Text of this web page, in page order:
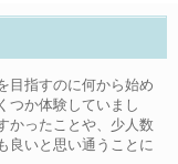
目指すのに何から始め
つか体験していまし
かったことや、少人数
良いと思い通うことに